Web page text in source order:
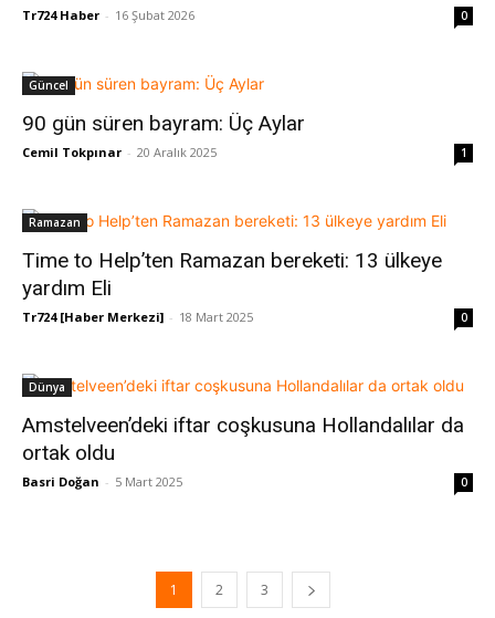
Tr724 Haber - 16 Şubat 2026 0
Güncel
90 gün süren bayram: Üç Aylar
Cemil Tokpınar - 20 Aralık 2025 1
Ramazan
Time to Help’ten Ramazan bereketi: 13 ülkeye
yardım Eli
Tr724 [Haber Merkezi] - 18 Mart 2025 0
Dünya
Amstelveen’deki iftar coşkusuna Hollandalılar da
ortak oldu
Basri Doğan - 5 Mart 2025 0
1 2 3